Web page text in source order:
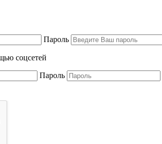
Пароль
соцсетей
Пароль